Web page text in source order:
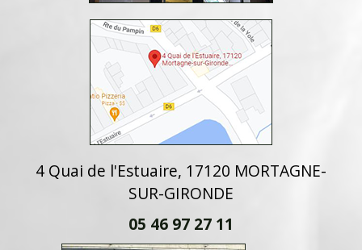
4 Quai de l'Estuaire, 17120 MORTAGNE-
SUR-GIRONDE
05 46 97 27 11